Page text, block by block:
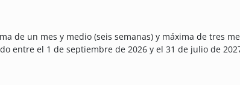
de un mes y medio (seis semanas) y máxima de tres
entre el 1 de septiembre de 2026 y el 31 de julio de